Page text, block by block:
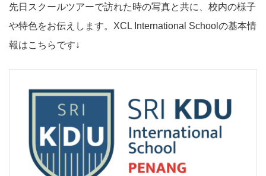
先日スクールツアーで訪れた時の写真と共に、校内の様子
や特色をお伝えします。XCL International Schoolの基本情
報はこちらです↓